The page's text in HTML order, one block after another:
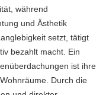
während
und Ästhetik
setzt, tätigt
bezahlt macht. Ein
ist ihre
Durch die